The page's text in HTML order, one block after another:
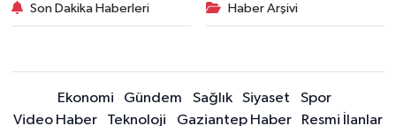
Son Dakika Haberleri Haber Arşivi
Ekonomi Gündem Sağlık Siyaset
Spor
Video Haber
Teknoloji Gaziantep Haber Resmi İlanlar